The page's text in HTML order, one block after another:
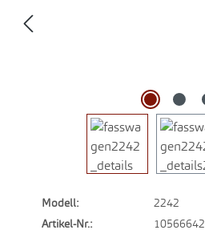
Modell:
2242
Artikel-Nr.:
10566642